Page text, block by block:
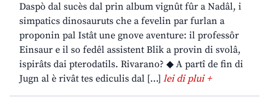
Daspò dal sucès dal prin album vignût fûr a Nadâl, i
simpatics dinosauruts che a fevelin par furlan a
proponin pal Istât une gnove aventure: il professôr
Einsaur e il so fedêl assistent Blik a provin di svolâ,
ispirâts dai pterodatils. Rivarano? ◆ A partî de fin di
Jugn al è rivât tes ediculis dal […] lei di plui +